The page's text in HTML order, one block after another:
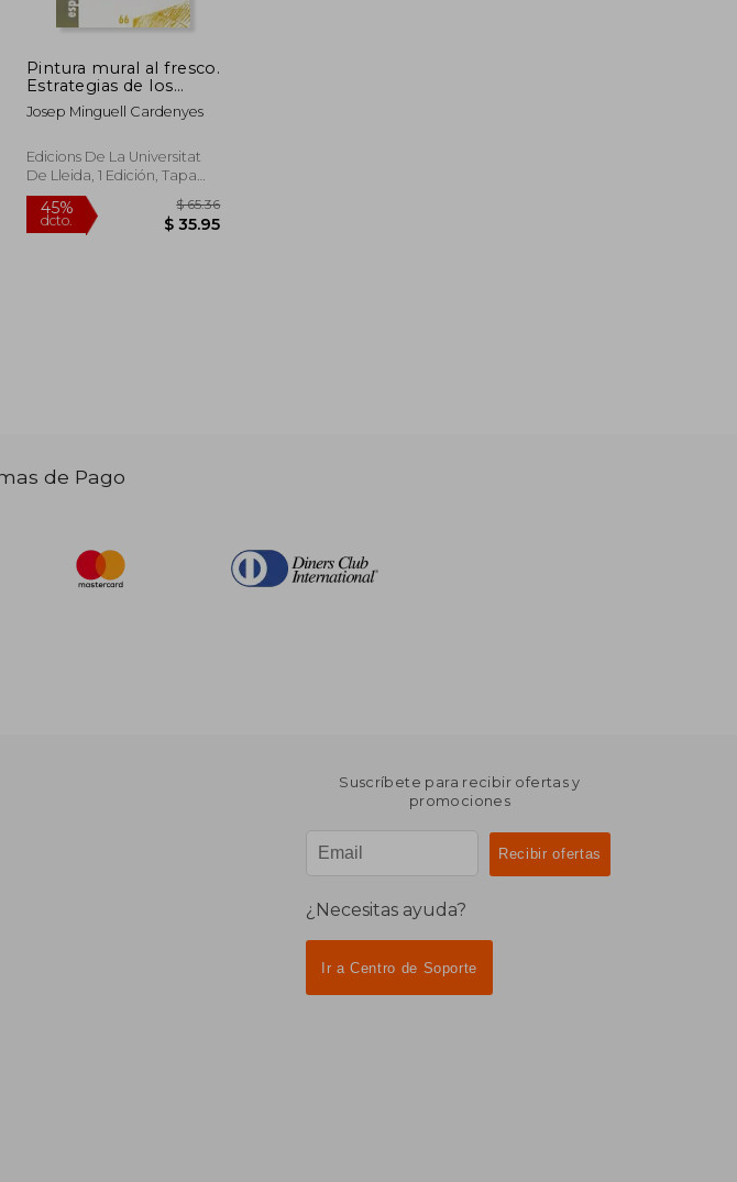
Pintura mural al fresco.
Estrategias de los
pintores
(Espai/Temps)
Josep Minguell Cardenyes
Edicions De La Universitat
De Lleida, 1 Edición, Tapa
Blanda, Nuevo
$ 35.95
de Pago
Suscríbete para recibir ofertas y
promociones
¿Necesitas ayuda?
Ir a Centro de Soporte